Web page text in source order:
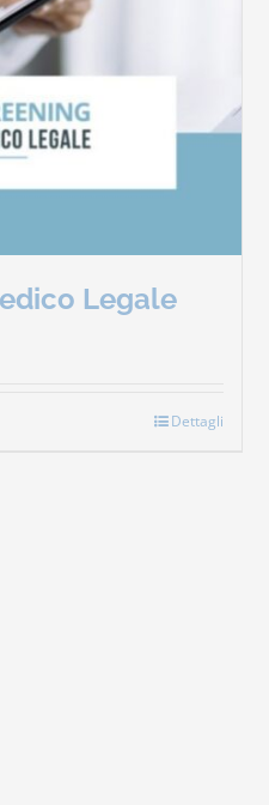
Legale
Dettagli